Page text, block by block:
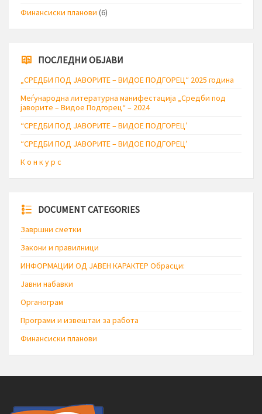
Финансиски планови (6)
ПОСЛЕДНИ ОБЈАВИ
„СРЕДБИ ПОД ЈАВОРИТЕ – ВИДОЕ ПОДГОРЕЦ“ 2025 година
Меѓународна литературна манифестација „Средби под
јаворите – Видое Подгорец“ – 2024
“СРЕДБИ ПОД ЈАВОРИТЕ – ВИДОЕ ПОДГОРЕЦ’
“СРЕДБИ ПОД ЈАВОРИТЕ – ВИДОЕ ПОДГОРЕЦ’
К о н к у р с
DOCUMENT CATEGORIES
Завршни сметки
Закони и правилници
ИНФОРМАЦИИ ОД ЈАВЕН КАРАКТЕР Обрасци:
Јавни набавки
Органограм
Програми и извештаи за работа
Финансиски планови